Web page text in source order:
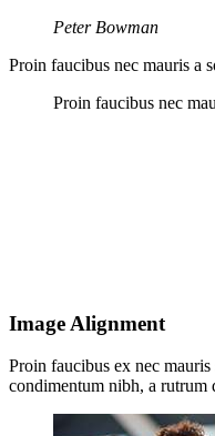
Peter Bowman
Proin faucibus nec mauris a
Proin faucibus nec
Image Alignment
Proin faucibus ex nec
condimentum nibh, a rutrum